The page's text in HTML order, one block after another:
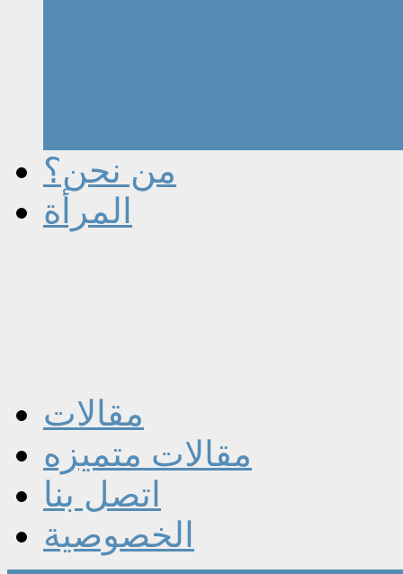
من نحن؟
المرأة
مقالات
مقالات متميزه
اتصل بنا
الخصوصية